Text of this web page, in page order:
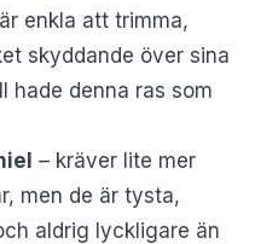
enkla att trimma,
skyddande över sina
hade denna ras som
– kräver lite mer
men de är tysta,
aldrig lyckligare än